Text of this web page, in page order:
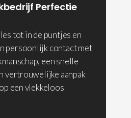
Perfectie
tot in de puntjes en
persoonlijk contact met
een snelle
vertrouwelijke aanpak
een vlekkeloos